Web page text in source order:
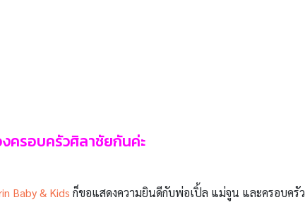
ครอบครัวศิลาชัยกันค่ะ
Baby & Kids ก็ขอแสดงความยินดีกับพ่อเปิ้ล แม่จูน และครอบครัว